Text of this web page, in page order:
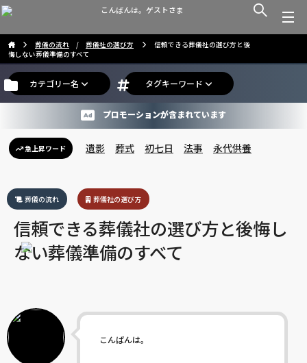
こんばんは。ゲストさま
葬儀の流れ / 葬儀社の選び方
信頼できる葬儀社の選び方と後
悔しない葬儀準備のすべて
カテゴリー名 タグキーワード
プロモーションが含まれています
急上昇ワード 遺影 葬式 初七日 法事 永代供養
葬儀の流れ 葬儀社の選び方
信頼できる葬儀社の選び方と後悔し
ない葬儀準備のすべて
こんばんは。